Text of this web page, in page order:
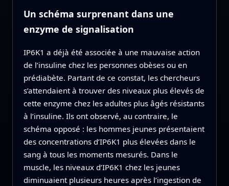
Un schéma surprenant dans une
enzyme de signalisation
IP6K1 a déjà été associée à une mauvaise action
de l’insuline chez les personnes obèses ou en
prédiabète. Partant de ce constat, les chercheurs
s’attendaient à trouver des niveaux plus élevés de
cette enzyme chez les adultes plus âgés résistants
à l’insuline. Ils ont observé, au contraire, le
schéma opposé : les hommes jeunes présentaient
des concentrations d’IP6K1 plus élevées dans le
sang à tous les moments mesurés. Dans le
muscle, les niveaux d’IP6K1 chez les jeunes
diminuaient plusieurs heures après l’ingestion de